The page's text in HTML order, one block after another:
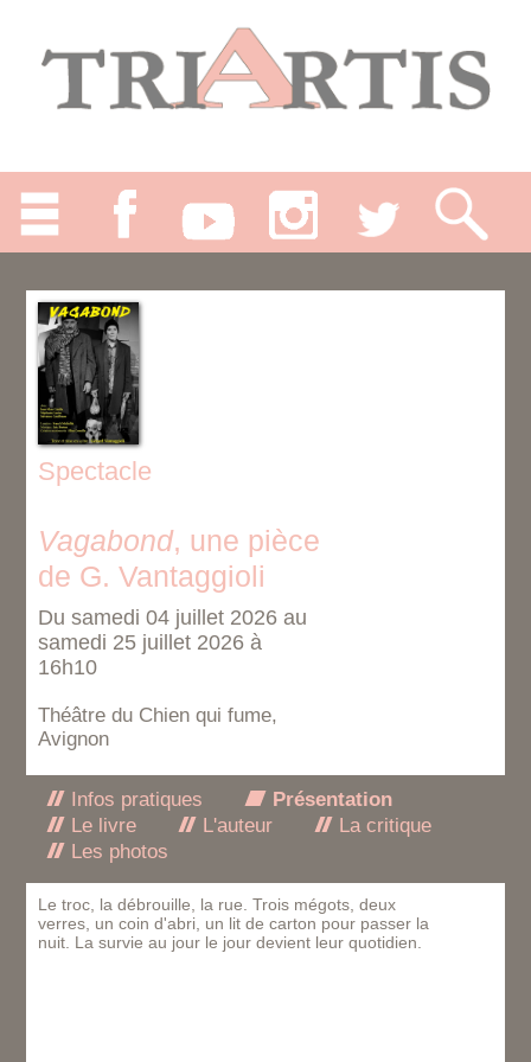
Spectacle
Vagabond, une pièce
de G. Vantaggioli
Du samedi 04 juillet 2026 au
samedi 25 juillet 2026 à
16h10
Théâtre du Chien qui fume,
Avignon
Infos pratiques
Présentation
Le livre
L'auteur
La critique
Les photos
Le troc, la débrouille, la rue. Trois mégots, deux
verres, un coin d'abri, un lit de carton pour passer la
nuit. La survie au jour le jour devient leur quotidien.